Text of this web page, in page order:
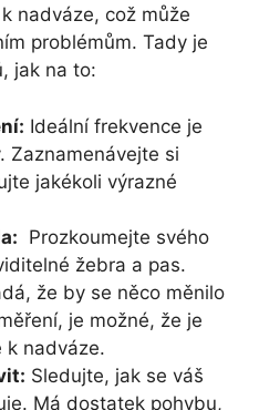
⁢nadváze, což může
problémům. Tady je
jak na to:
Ideální frekvence je
Zaznamenávejte si
jakékoli výrazné
⁣ Prozkoumejte svého‌
žebra a pas.
že ⁣by se něco měnilo
je⁢ možné, že ​je
‍k ⁤nadváze.
Sledujte, jak se váš
‌Má dostatek pohybu,